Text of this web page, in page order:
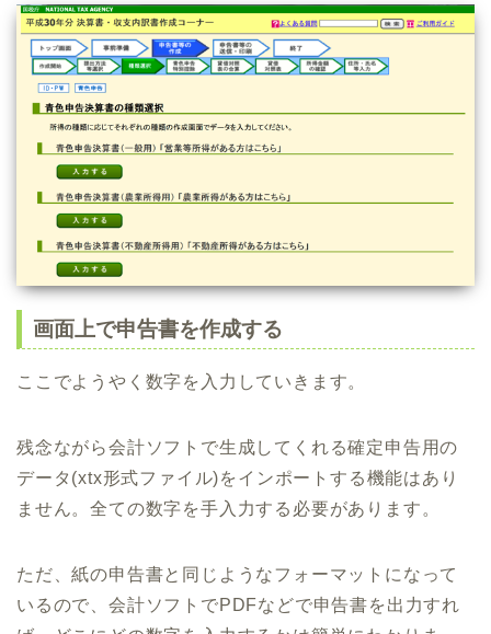
画面上で申告書を作成する
ここでようやく数字を入力していきます。
残念ながら会計ソフトで生成してくれる確定申告用の
データ(xtx形式ファイル)をインポートする機能はあり
ません。全ての数字を手入力する必要があります。
ただ、紙の申告書と同じようなフォーマットになって
いるので、会計ソフトでPDFなどで申告書を出力すれ